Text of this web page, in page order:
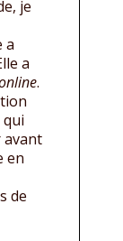
je
a
a
.
qui
avant
en
de